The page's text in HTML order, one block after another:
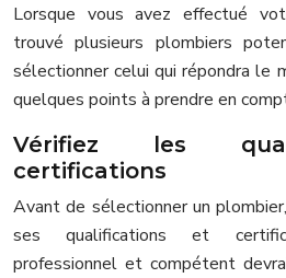
Lorsque vous avez effectué
trouvé plusieurs plombiers
sélectionner celui qui répondra le
quelques points à prendre en
Vérifiez les
certifications
Avant de sélectionner un
ses qualifications et
professionnel et compétent